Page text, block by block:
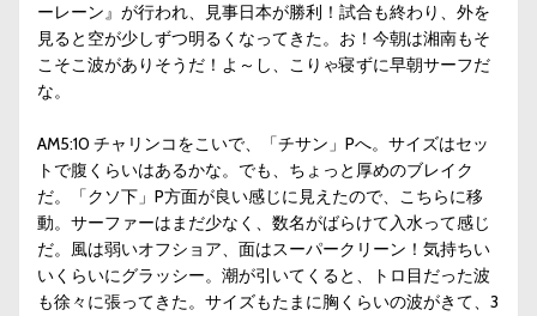
ーレーン』が行われ、見事日本が勝利！試合も終わり、外を
見ると空が少しずつ明るくなってきた。お！今朝は湘南もそ
こそこ波がありそうだ！よ～し、こりゃ寝ずに早朝サーフだ
な。
AM5:10 チャリンコをこいで、「チサン」Pへ。サイズはセッ
トで腹くらいはあるかな。でも、ちょっと厚めのブレイク
だ。「クソ下」P方面が良い感じに見えたので、こちらに移
動。サーファーはまだ少なく、数名がばらけて入水って感じ
だ。風は弱いオフショア、面はスーパークリーン！気持ちい
いくらいにグラッシー。潮が引いてくると、トロ目だった波
も徐々に張ってきた。サイズもたまに胸くらいの波がきて、3